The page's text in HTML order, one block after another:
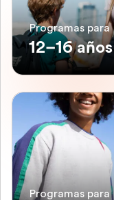
Programas para
12–16 años
Programas para